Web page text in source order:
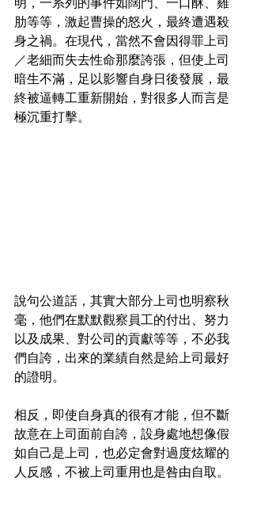
肋等等，激起曹操的怒火，最終遭遇殺
身之禍。在現代，當然不會因得罪上司
／老細而失去性命那麼誇張，但使上司
暗生不滿，足以影響自身日後發展，最
終被逼轉工重新開始，對很多人而言是
極沉重打擊。
說句公道話，其實大部分上司也明察秋
毫，他們在默默觀察員工的付出、努力
以及成果、對公司的貢獻等等，不必我
們自誇，出來的業績自然是給上司最好
的證明。
相反，即使自身真的很有才能，但不斷
故意在上司面前自誇，設身處地想像假
如自己是上司，也必定會對過度炫耀的
人反感，不被上司重用也是咎由自取。